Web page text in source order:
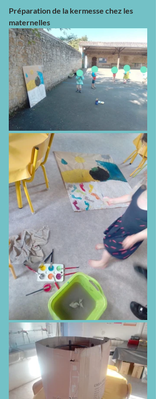
Préparation de la kermesse chez les
maternelles